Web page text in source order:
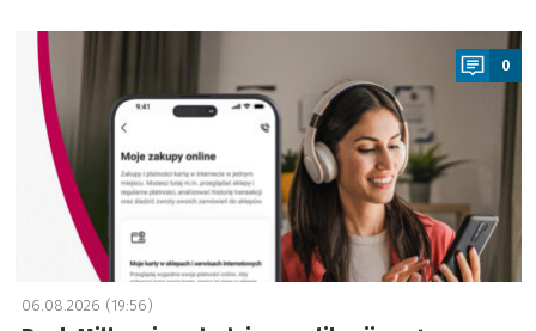
0
06.08.2026 (19:56)